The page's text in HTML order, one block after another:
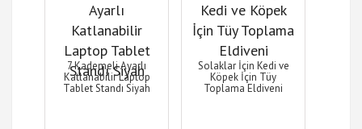
7 Kademeli Ayarlı
Katlanabilir Laptop
Tablet Standı Siyah
Solaklar İçin Kedi ve
Köpek İçin Tüy
Toplama Eldiveni